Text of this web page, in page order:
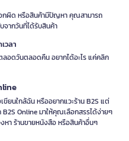
อกผิด หรือสินค้ามีปัญหา คุณสามารถ
จากวันที่ได้รับสินค้า
วลา
อดวันตลอดคืน อยากได้อะไร แค่คลิก
ยนใกล้ฉัน หรืออยากแวะร้าน B2S แต่
B2S Online มาให้คุณเลือกสรรได้ง่ายๆ
า ร้านขายหนังสือ หรือสินค้าอื่นๆ